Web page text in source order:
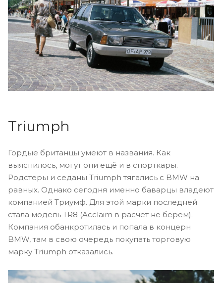
Triumph
Гордые британцы умеют в названия. Как
выяснилось, могут они ещё и в спорткары.
Родстеры и седаны Triumph тягались с BMW на
равных. Однако сегодня именно баварцы владеют
компанией Триумф. Для этой марки последней
стала модель TR8 (Acclaim в расчёт не берём).
Компания обанкротилась и попала в концерн
BMW, там в свою очередь покупать торговую
марку Triumph отказались.